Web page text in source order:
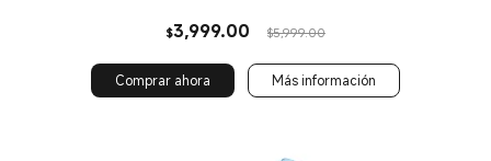
$3,999.00 Current Price $3999
$5,999.00Precio de
Comprar ahora Más información